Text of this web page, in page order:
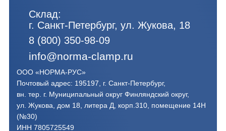
Склад:
г. Санкт-Петербург, ул. Жукова, 18
8 (800) 350-98-09
info@norma-clamp.ru
ООО «НОРМА-РУС»
Почтовый адрес: 195197, г. Санкт-Петербург,
вн. тер. г. Муниципальный округ Финляндский округ,
ул. Жукова, дом 18, литера Д, корп.310, помещение 14Н
(№30)
ИНН 7805725549